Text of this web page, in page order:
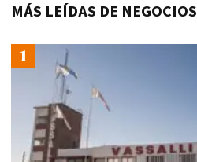
MÁS LEÍDAS DE NEGOCIOS